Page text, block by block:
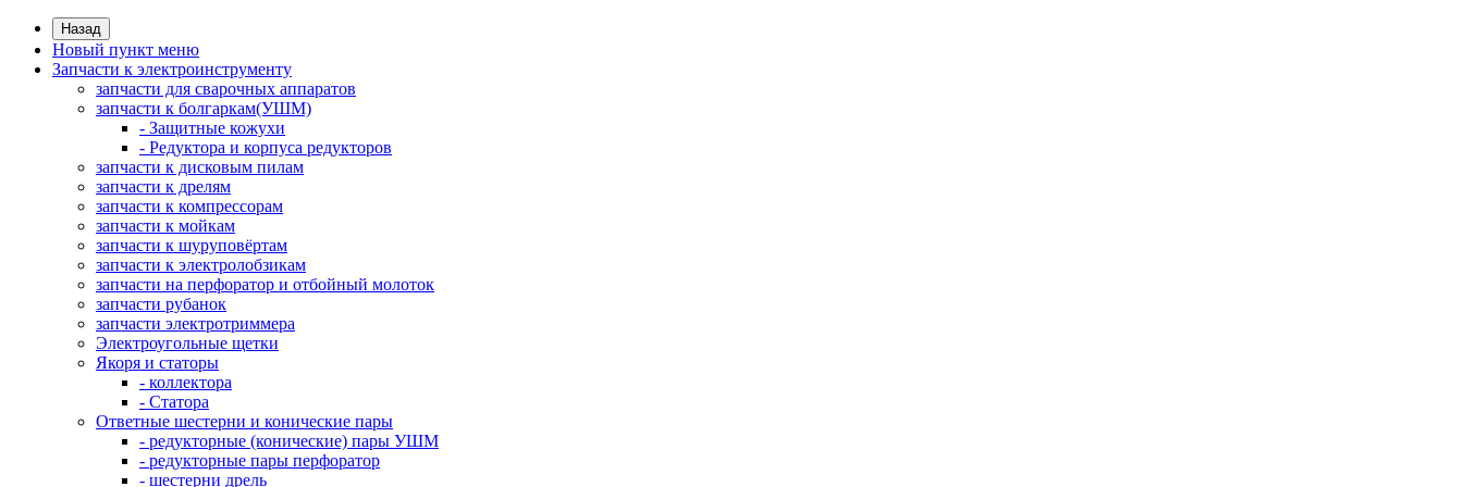
Назад
Новый пункт меню
Запчасти к электроинструменту
запчасти для сварочных аппаратов
запчасти к болгаркам(УШМ)
- Защитные кожухи
- Редуктора и корпуса редукторов
запчасти к дисковым пилам
запчасти к дрелям
запчасти к компрессорам
запчасти к мойкам
запчасти к шуруповёртам
запчасти к электролобзикам
запчасти на перфоратор и отбойный молоток
запчасти рубанок
запчасти электротриммера
Электроугольные щетки
Якоря и статоры
- коллектора
- Статора
Ответные шестерни и конические пары
- редукторные (конические) пары УШМ
- редукторные пары перфоратор
- шестерни дрель